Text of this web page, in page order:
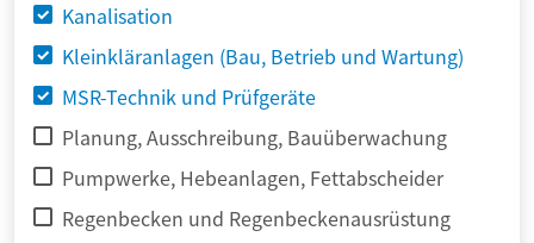
Kanalisation
Kleinkläranlagen (Bau, Betrieb und Wartung)
MSR-Technik und Prüfgeräte
Planung, Ausschreibung, Bauüberwachung
Pumpwerke, Hebeanlagen, Fettabscheider
Regenbecken und Regenbeckenausrüstung